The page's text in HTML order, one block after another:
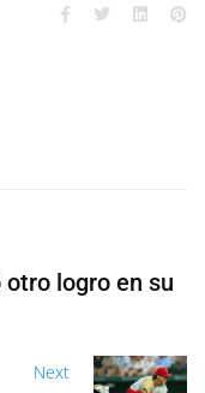
logro en su
Next